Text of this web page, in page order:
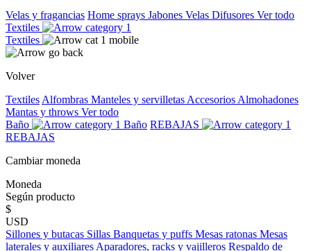
Velas y fragancias Home sprays Jabones Velas Difusores Ver todo
Textiles
Textiles
Volver
Textiles Alfombras Manteles y servilletas Accesorios Almohadones
Mantas y throws Ver todo
Baño
Baño REBAJAS
REBAJAS
Cambiar moneda
Moneda
Según producto
$
USD
Sillones y butacas Sillas Banquetas y puffs Mesas ratonas Mesas
laterales y auxiliares Aparadores, racks y vajilleros Respaldo de